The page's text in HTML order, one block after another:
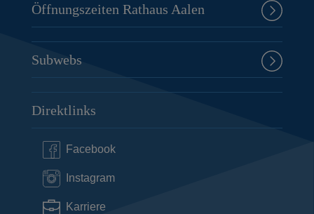
Öffnungszeiten Rathaus Aalen
Subwebs
Direktlinks
Facebook
Instagram
Karriere